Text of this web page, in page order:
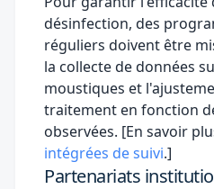
désinfection, des
réguliers doivent être
la collecte de données
moustiques et
traitement en fonction
observées. [En savoir
intégrées de suivi.]
Partenariats